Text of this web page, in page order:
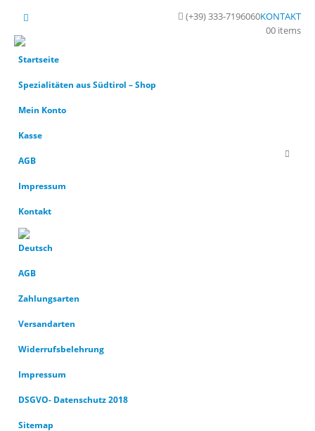
(+39) 333-7196060KONTAKT
00 items
Startseite
Spezialitäten aus Südtirol – Shop
Mein Konto
Kasse
AGB
Impressum
Kontakt
AGB
Zahlungsarten
Versandarten
Widerrufsbelehrung
Impressum
DSGVO- Datenschutz 2018
Sitemap